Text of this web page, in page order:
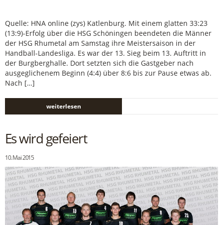
Quelle: HNA online (zys) Katlenburg. Mit einem glatten 33:23
(13:9)-Erfolg über die HSG Schöningen beendeten die Männer
der HSG Rhumetal am Samstag ihre Meistersaison in der
Handball-Landesliga. Es war der 13. Sieg beim 13. Auftritt in
der Burgberghalle. Dort setzten sich die Gastgeber nach
ausgeglichenem Beginn (4:4) über 8:6 bis zur Pause etwas ab.
Nach […]
weiterlesen
Es wird gefeiert
10. Mai 2015